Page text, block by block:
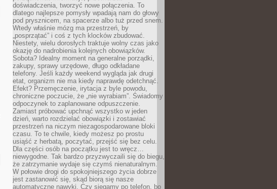
doświadczenia, tworzyć nowe połączenia. To
dlatego najlepsze pomysły wpadają nam do głowy
pod prysznicem, na spacerze albo tuż przed snem.
Wtedy właśnie mózg ma przestrzeń, by
„posprzątać” i coś z tych klocków zbudować.
Niestety, wielu dorosłych traktuje wolny czas jako
okazję do nadrobienia kolejnych obowiązków.
Sobota? Idealny moment na generalne porządki,
zakupy, sprawy urzędowe, długo odkładane
telefony. Jeśli każdy weekend wygląda jak drugi
etat, organizm nie ma kiedy naprawdę odetchnąć.
Efekt? Przemęczenie, irytacja z byle powodu,
chroniczne poczucie, że „nie wyrabiam”. Świadomy
odpoczynek to zaplanowane odpuszczenie.
Zamiast próbować upchnąć wszystko w jeden
dzień, warto rozdzielać obowiązki i zostawiać
przestrzeń na niczym niezagospodarowane bloki
czasu. To te chwile, kiedy możesz po prostu
usiąść z herbatą, poczytać, przejść się bez celu.
Dla części osób na początku jest to wręcz…
niewygodne. Tak bardzo przyzwyczaili się do biegu,
że zatrzymanie wydaje się czymś nienaturalnym.
W połowie drogi do spokojniejszego życia dobrze
jest zastanowić się, skąd biorą się nasze
automatyczne nawyki. Czy sięgamy po telefon, bo